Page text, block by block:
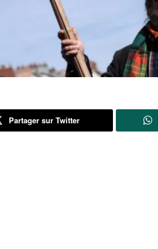
Partager sur Twitter